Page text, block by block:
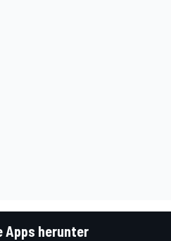
Apps herunter